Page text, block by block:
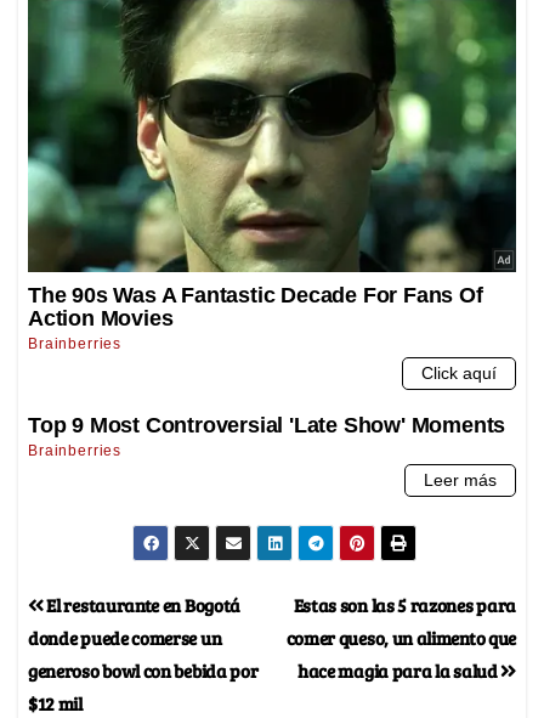
Estas son las 5 razones para
comer queso, un alimento que
hace magia para la salud
El restaurante en Bogotá
donde puede comerse un
generoso bowl con bebida por
$12 mil